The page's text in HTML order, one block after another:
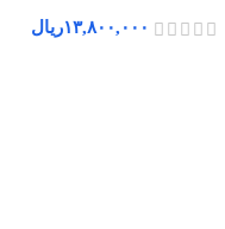
۱۳,۸۰۰,۰۰۰ریال